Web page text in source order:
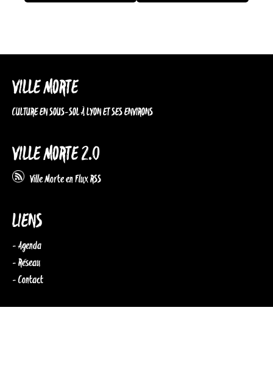
VILLE MORTE
CULTURE EN SOUS-SOL À LYON ET SES ENVIRONS
VILLE MORTE 2.0
Ville Morte en Flux RSS
LIENS
- Agenda
- Réseau
- Contact